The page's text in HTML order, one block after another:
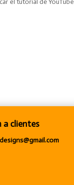
a clientes